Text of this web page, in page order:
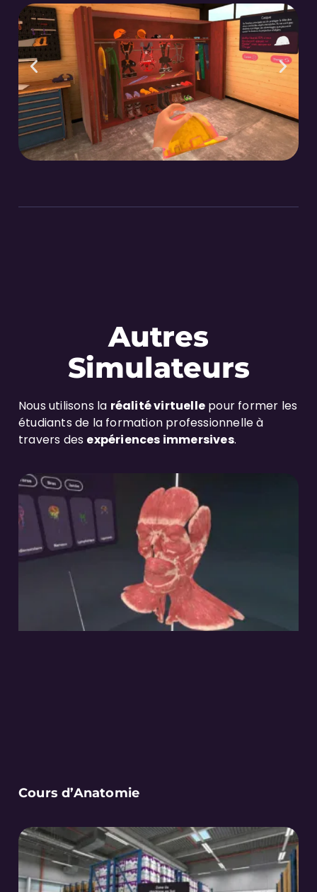
Autres
Simulateurs
Nous utilisons la réalité virtuelle pour former les
étudiants de la formation professionnelle à
travers des expériences immersives.
Cours d’Anatomie